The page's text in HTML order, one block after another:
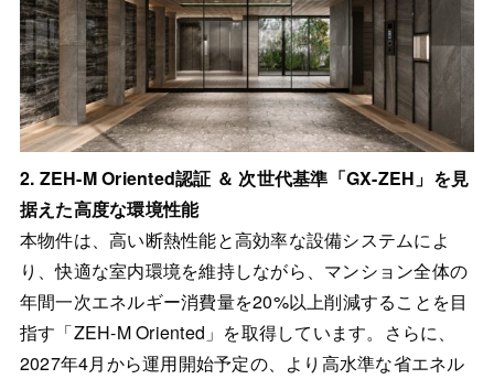
2. ZEH-M Oriented認証 ＆ 次世代基準「GX-ZEH」を見
据えた高度な環境性能
本物件は、高い断熱性能と高効率な設備システムによ
り、快適な室内環境を維持しながら、マンション全体の
年間一次エネルギー消費量を20%以上削減することを目
指す「ZEH-M Oriented」を取得しています。さらに、
2027年4月から運用開始予定の、より高水準な省エネル